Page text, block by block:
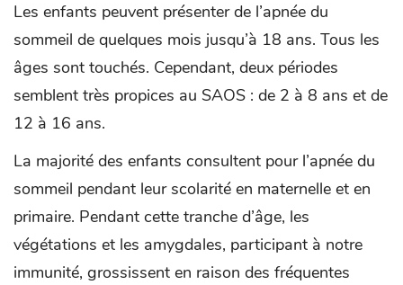
Les enfants peuvent présenter de l’apnée du
sommeil de quelques mois jusqu’à 18 ans. Tous les
âges sont touchés. Cependant, deux périodes
semblent très propices au SAOS : de 2 à 8 ans et de
12 à 16 ans.
La majorité des enfants consultent pour l’apnée du
sommeil pendant leur scolarité en maternelle et en
primaire. Pendant cette tranche d’âge, les
végétations et les amygdales, participant à notre
immunité, grossissent en raison des fréquentes